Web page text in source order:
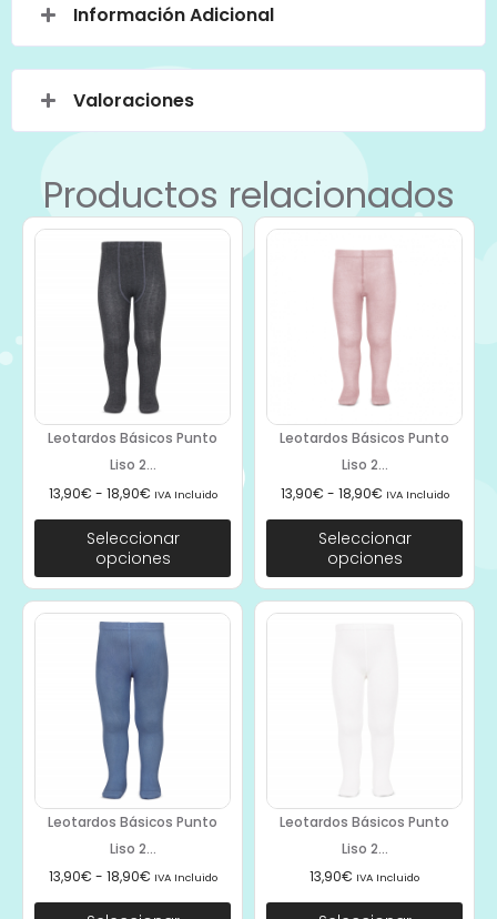
Información Adicional
Valoraciones
Productos relacionados
Leotardos Básicos Punto
Liso 2...
13,90€ - 18,90€ IVA Incluido
Seleccionar
opciones
Leotardos Básicos Punto
Liso 2...
13,90€ - 18,90€ IVA Incluido
Seleccionar
opciones
Leotardos Básicos Punto
Liso 2...
13,90€ - 18,90€ IVA Incluido
Leotardos Básicos Punto
Liso 2...
13,90€ IVA Incluido